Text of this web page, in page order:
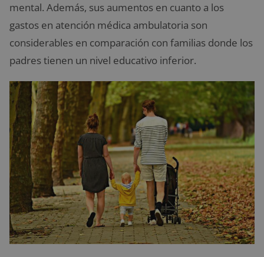
mental. Además, sus aumentos en cuanto a los
gastos en atención médica ambulatoria son
considerables en comparación con familias donde los
padres tienen un nivel educativo inferior.